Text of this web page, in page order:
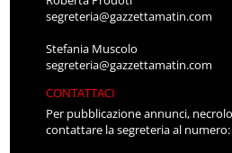
segreteria@gazzettamatin.com
Stefania Muscolo
segreteria@gazzettamatin.com
CONTATTACI
Per pubblicazione annunci,
contattare la segreteria al numero: